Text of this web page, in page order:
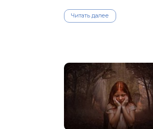
Читать далее